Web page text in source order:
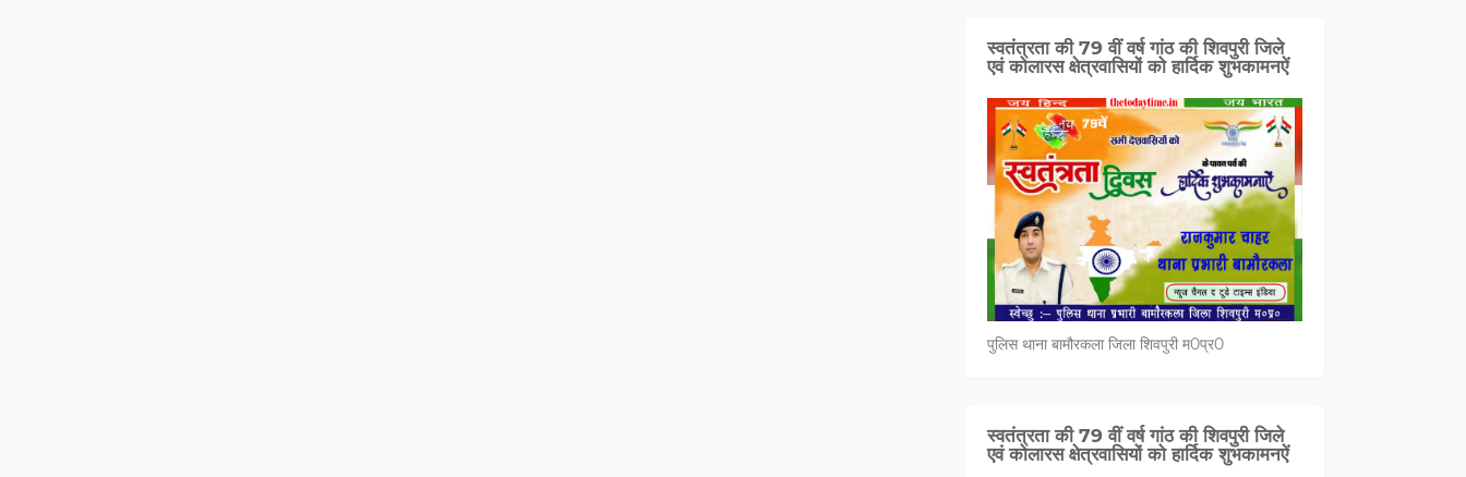
स्वतंत्रता की 79 वीं वर्ष गांठ की शिवपुरी जिले
एवं कोलारस क्षेत्रवासियों को हार्दिक शुभकामनऐं
पुलिस थाना बामौरकला जिला शिवपुरी म0प्र0
स्वतंत्रता की 79 वीं वर्ष गांठ की शिवपुरी जिले
एवं कोलारस क्षेत्रवासियों को हार्दिक शुभकामनऐं